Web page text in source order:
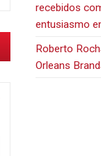
recebidos
entusiasmo
Roberto
Orleans